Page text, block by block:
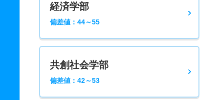
経済学部
偏差値：44～55
共創社会学部
偏差値：42～53